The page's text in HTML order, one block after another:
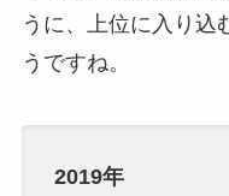
うに、上位に入り込
うですね。
2019年